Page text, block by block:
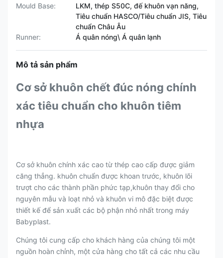
Mould Base:
LKM, thép S50C, đế khuôn vạn năng,
Tiêu chuẩn HASCO/Tiêu chuẩn JIS, Tiêu
chuẩn Châu Âu
Runner:
Á quân nóng\ Á quân lạnh
Mô tả sản phẩm
Cơ sở khuôn chết đúc nóng chính
xác tiêu chuẩn cho khuôn tiêm
nhựa
Cơ sở khuôn chính xác cao từ thép cao cấp được giảm
căng thẳng. khuôn chuẩn được khoan trước, khuôn lõi
trượt cho các thành phần phức tạp,khuôn thay đổi cho
nguyên mẫu và loạt nhỏ và khuôn vi mô đặc biệt được
thiết kế để sản xuất các bộ phận nhỏ nhất trong máy
Babyplast.
Chúng tôi cung cấp cho khách hàng của chúng tôi một
nguồn hoàn chỉnh, một cửa hàng cho tất cả các nhu cầu